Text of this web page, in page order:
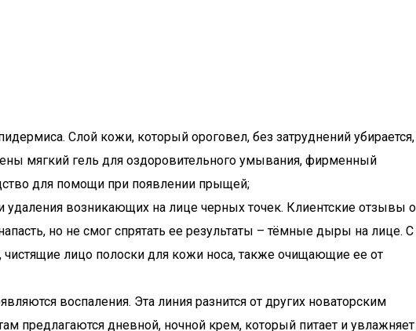
Слой кожи, который ороговел, без затруднений убирается,
мягкий гель для оздоровительного умывания, фирменный
для помощи при появлении прыщей;
возникающих на лице черных точек. Клиентские отзывы о
но не смог спрятать ее результаты – тёмные дыры на лице. С
лицо полоски для кожи носа, также очищающие ее от
воспаления. Эта линия разнится от других новаторским
предлагаются дневной, ночной крем, который питает и увлажняет